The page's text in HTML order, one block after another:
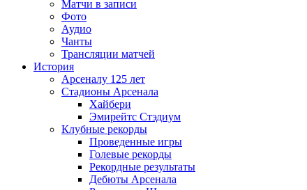
Матчи в записи
Фото
Аудио
Чанты
Трансляции матчей
История
Арсеналу 125 лет
Стадионы Арсенала
Хайбери
Эмирейтс Стэдиум
Клубные рекорды
Проведенные игры
Голевые рекорды
Рекордные результаты
Дебюты Арсенала